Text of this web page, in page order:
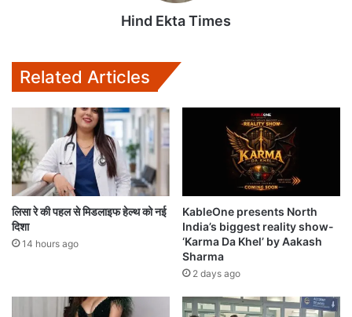
Hind Ekta Times
Related Articles
लिसा रे की पहल से मिडलाइफ हेल्थ को नई
दिशा
14 hours ago
KableOne presents North
India’s biggest reality show-
‘Karma Da Khel’ by Aakash
Sharma
2 days ago